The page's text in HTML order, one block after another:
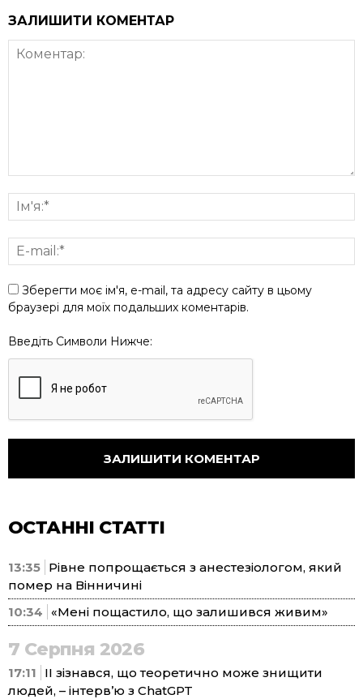
ЗАЛИШИТИ КОМЕНТАР
Зберегти моє ім'я, e-mail, та адресу сайту в цьому
браузері для моїх подальших коментарів.
Введіть Символи Нижче:
ОСТАННІ СТАТТІ
13:35 Рівне попрощається з анестезіологом, який
помер на Вінничині
10:34
«Мені пощастило, що залишився живим»
7 Серпня 2026
17:11
ІІ зізнався, що теоретично може знищити
людей, – інтерв’ю з ChatGPT